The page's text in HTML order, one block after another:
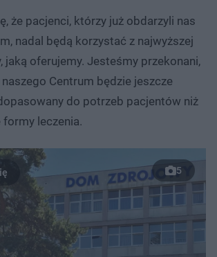
że pacjenci, którzy już obdarzyli nas
nadal będą korzystać z najwyższej
jaką oferujemy. Jesteśmy przekonani,
naszego Centrum będzie jeszcze
do potrzeb pacjentów niż
leczenia.
5